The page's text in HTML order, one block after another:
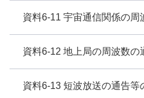
資料6-11 宇宙通信関係の周
資料6-12 地上局の周波数の
資料6-13 短波放送の通告等